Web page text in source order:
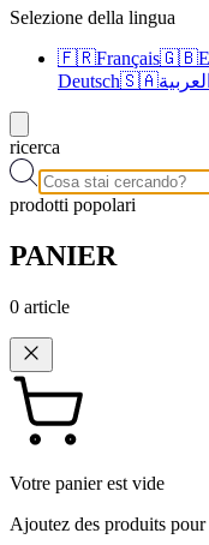
Selezione della lingua
🇫🇷Français🇬🇧
Deutsch🇸🇦العربية
ricerca
prodotti popolari
PANIER
0 article
Votre panier est vide
Ajoutez des produits